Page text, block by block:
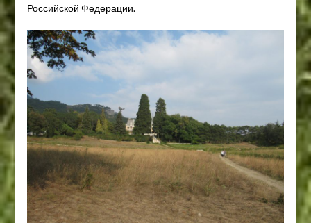
Российской Федерации.